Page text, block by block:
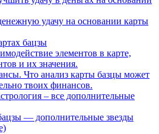
удачу на основании карты
бацзы
элементов в карте,
и их значения.
Что анализ карты базцы может
твоих финансов.
– все дополнительные
— дополнительные звезды